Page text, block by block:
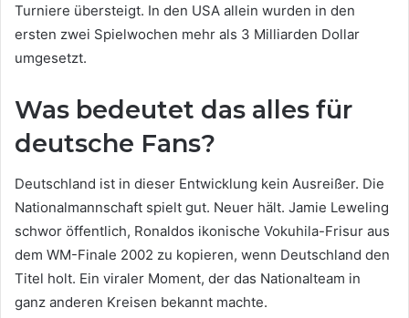
Turniere übersteigt. In den USA allein wurden in den
ersten zwei Spielwochen mehr als 3 Milliarden Dollar
umgesetzt.
Was bedeutet das alles für
deutsche Fans?
Deutschland ist in dieser Entwicklung kein Ausreißer. Die
Nationalmannschaft spielt gut. Neuer hält. Jamie Leweling
schwor öffentlich, Ronaldos ikonische Vokuhila-Frisur aus
dem WM-Finale 2002 zu kopieren, wenn Deutschland den
Titel holt. Ein viraler Moment, der das Nationalteam in
ganz anderen Kreisen bekannt machte.